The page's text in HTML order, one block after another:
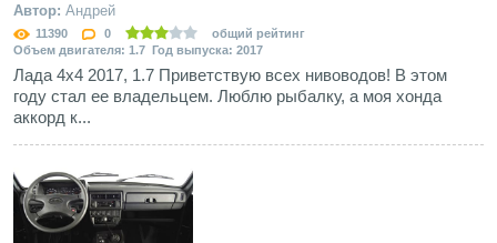
Автор: Андрей
11390 0
общий рейтинг
Объем двигателя: 1.7 Год выпуска: 2017
Лада 4х4 2017, 1.7 Приветствую всех нивоводов! В этом
году стал ее владельцем. Люблю рыбалку, а моя хонда
аккорд к...